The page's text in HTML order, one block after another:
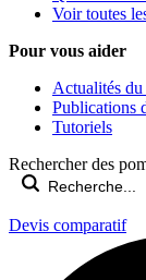
Voir toutes
Pour vous aider
Actualités
Publications
Tutoriels
Rechercher des
Devis comparatif